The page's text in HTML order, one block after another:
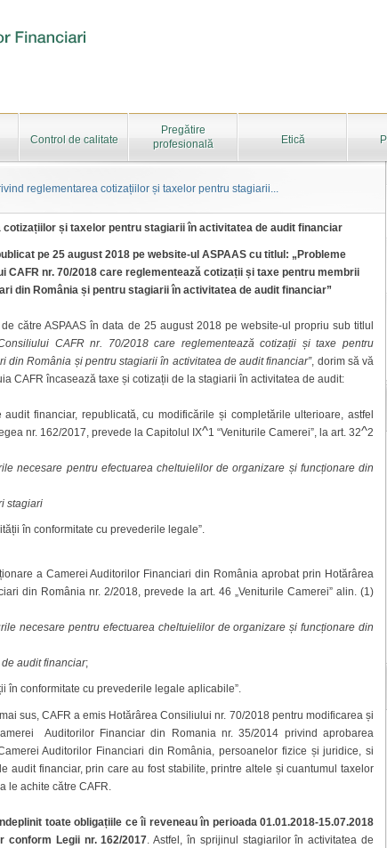
Control de calitate
Pregătire
profesională
Etică
reglementarea cotizațiilor și taxelor pentru stagiarii...
și taxelor pentru stagiarii în activitatea de audit financiar
pe 25 august 2018 pe website-ul ASPAAS cu titlul: „Probleme
CAFR nr. 70/2018 care reglementează cotizații și taxe pentru membrii
din România și pentru stagiarii în activitatea de audit financiar”
către ASPAAS în data de 25 august 2018 pe website-ul propriu sub titlul
CAFR nr. 70/2018 care reglementează cotizații și taxe pentru
din România și pentru stagiarii în activitatea de audit financiar”, dorim să vă
CAFR încasează taxe și cotizații de la stagiarii în activitatea de audit:
financiar, republicată, cu modificările și completările ulterioare, astfel
nr. 162/2017, prevede la Capitolul IX^1 “Veniturile Camerei”, la art. 32^2
necesare pentru efectuarea cheltuielilor de organizare și funcționare din
stagiari
în conformitate cu prevederile legale”.
a Camerei Auditorilor Financiari din România aprobat prin Hotărârea
din România nr. 2/2018, prevede la art. 46 „Veniturile Camerei” alin. (1)
necesare pentru efectuarea cheltuielilor de organizare și funcționare din
audit financiar;
în conformitate cu prevederile legale aplicabile”.
sus, CAFR a emis Hotărârea Consiliului nr. 70/2018 pentru modificarea și
Auditorilor Financiar din Romania nr. 35/2014 privind aprobarea
Auditorilor Financiari din România, persoanelor fizice și juridice, si
audit financiar, prin care au fost stabilite, printre altele și cuantumul taxelor
le achite către CAFR.
toate obligațiile ce îi reveneau în perioada 01.01.2018-15.07.2018
conform Legii nr. 162/2017. Astfel, în sprijinul stagiarilor în activitatea de